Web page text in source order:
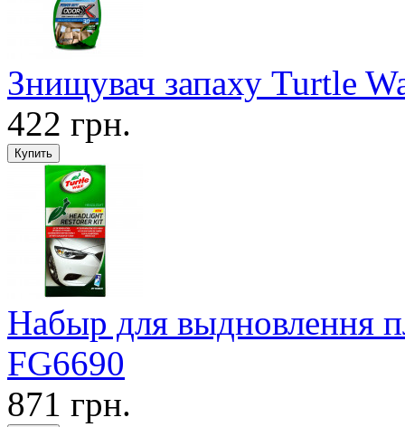
Знищувач запаху Turtle
422 грн.
Набыр для выдновлення
FG6690
871 грн.